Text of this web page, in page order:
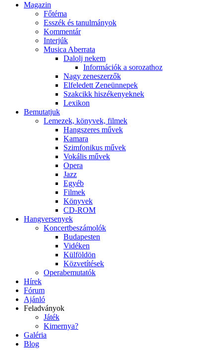
Magazin
Főtéma
Esszék és tanulmányok
Kommentár
Interjúk
Musica Aberrata
Dalolj nekem
Információk a sorozathoz
Nagy zeneszerzők
Elfeledett Zeneünnepek
Szakcikk hiszékenyeknek
Lexikon
Bemutatjuk
Lemezek, könyvek, filmek
Hangszeres művek
Kamara
Szimfonikus művek
Vokális művek
Opera
Jazz
Egyéb
Filmek
Könyvek
CD-ROM
Hangversenyek
Koncertbeszámolók
Budapesten
Vidéken
Külföldön
Közvetítések
Operabemutatók
Hírek
Fórum
Ajánló
Feladványok
Játék
Kimernya?
Galéria
Blog